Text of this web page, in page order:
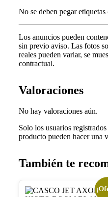
No se deben pegar etiquetas
Los anuncios pueden
sin previo aviso. Las fotos
reales pueden variar, se
contractual.
Valoraciones
No hay valoraciones aún.
Solo los usuarios
producto pueden hacer una
También te
Este